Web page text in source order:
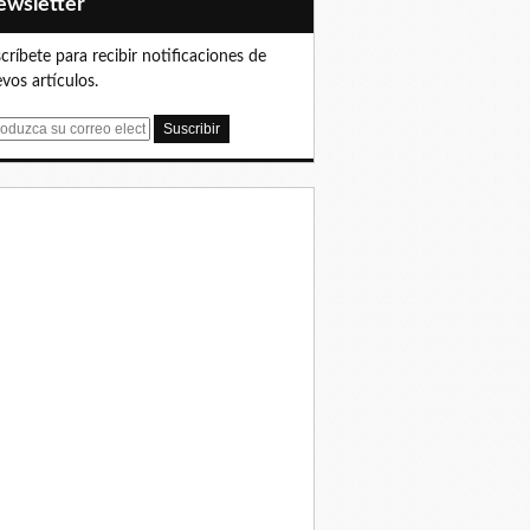
para recibir notificaciones de
artículos.